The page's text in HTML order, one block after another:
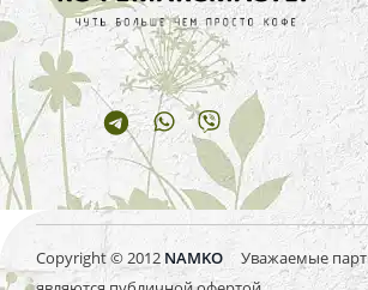
TelegramWhatsapp
Viber
Copyright © 2012 NAMKO Уважаемые